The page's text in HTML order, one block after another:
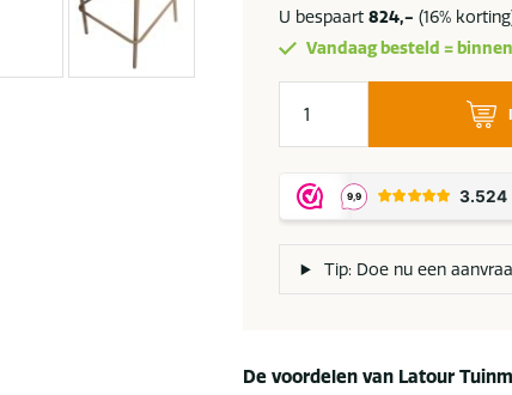
U bespaart824,- (16%
Vandaag besteld =
Seasons
Tramonti
barset
latte
200
Tip: Doe nu een
De voordelen van Latour